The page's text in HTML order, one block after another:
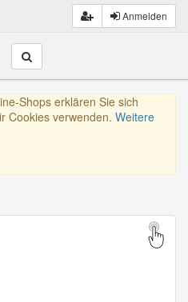
Anmelden
Shops erklären Sie sich
Cookies verwenden. Weitere